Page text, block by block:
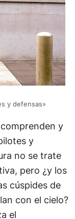
y defensas»
y
y
no se trate
pero ¿y los
cúspides de
con el cielo?
el